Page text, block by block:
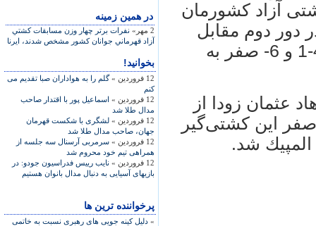
در همين زمينه
2 مهر»
نفرات برتر چهار وزن مسابقات كشتي
آزاد قهرماني جوانان كشور مشخص شدند، ایرنا
بخوانید!
12 فروردین »
گلم را به هواداران صبا تقدیم می
کنم
12 فروردین »
اسماعیل پور با اقتدار صاحب
مدال طلا شد
12 فروردین »
لشگری با شكست قهرمان
جهان، صاحب مدال طلا شد
12 فروردین »
سرمربی آرسنال سه جلسه از
همراهی تیم خود محروم شد
12 فروردین »
نایب رییس فدراسیون جودو: در
بازیهای آسیایی به دنبال مدال بانوان هستیم
پرخواننده ترین ها
» دلیل کینه جویی های رهبری نسبت به خاتمی
ملی كشتی آزاد كشورمان
دور دوم مقابل
شان دونگ از چین در دو تایم و با نتایج 4-1 و 6- صفر به
عثمان زودا از
رفت و با نتایج 1- صفر و 2- صفر این كشتی‌گیر
شد.